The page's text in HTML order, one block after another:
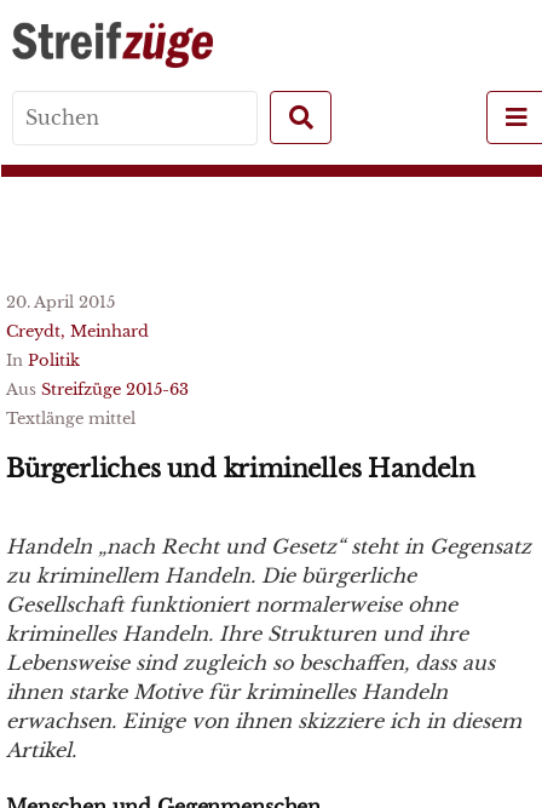
for:
20. April 2015
Creydt, Meinhard
In Politik
Aus Streifzüge 2015-63
Textlänge mittel
Bürgerliches und kriminelles Handeln
Handeln „nach Recht und Gesetz“ steht in Gegensatz
zu kriminellem Handeln. Die bürgerliche
Gesellschaft funktioniert normalerweise ohne
kriminelles Handeln. Ihre Strukturen und ihre
Lebensweise sind zugleich so beschaffen, dass aus
ihnen starke Motive für kriminelles Handeln
erwachsen. Einige von ihnen skizziere ich in diesem
Artikel.